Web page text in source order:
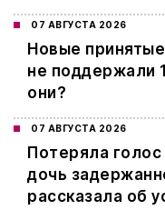
07 АВГУСТА 2026
Новые
не поддержали
они?
07 АВГУСТА 2026
Потеряла
дочь
рассказала об